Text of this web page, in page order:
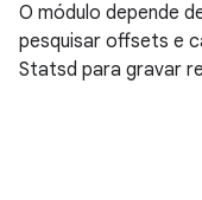
O módulo depende
pesquisar offsets e
Statsd para gravar